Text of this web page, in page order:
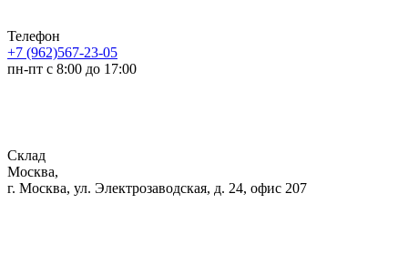
Телефон
+7 (962)567-23-05
пн-пт с 8:00 до 17:00
Склад
Москва,
г. Москва, ул. Электрозаводская, д. 24, офис 207